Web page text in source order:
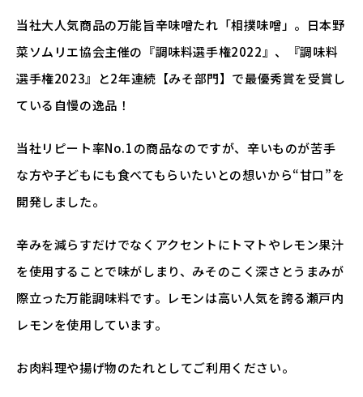
当社大人気商品の万能旨辛味噌たれ「相撲味噌」。日本野
菜ソムリエ協会主催の『調味料選手権2022』、『調味料
選手権2023』と2年連続【みそ部門】で最優秀賞を受賞し
ている自慢の逸品！
当社リピート率No.1の商品なのですが、辛いものが苦手
な方や子どもにも食べてもらいたいとの想いから“甘口”を
開発しました。
辛みを減らすだけでなくアクセントにトマトやレモン果汁
を使用することで味がしまり、みそのこく深さとうまみが
際立った万能調味料です。レモンは高い人気を誇る瀬戸内
レモンを使用しています。
お肉料理や揚げ物のたれとしてご利用ください。